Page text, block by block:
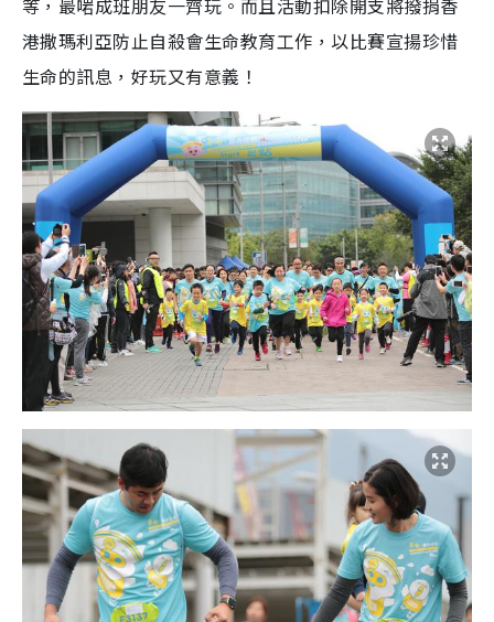
等，最啱成班朋友一齊玩。而且活動扣除開支將撥捐香
港撒瑪利亞防止自殺會生命教育工作，以比賽宣揚珍惜
生命的訊息，好玩又有意義！